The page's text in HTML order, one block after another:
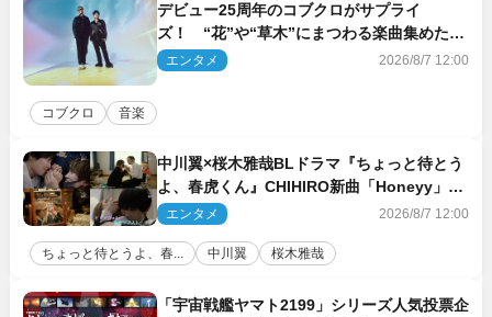
デビュー25周年のコブクロがサプライ
ズ！ “花”や“草木”にまつわる楽曲集めた新
コンセプトアルバムを“花の日”に配信リリー
ス
エンタメ 2026/8/7 12:00
コブクロ 音楽
中川翼×桜木雅哉BLドラマ『ちょっと待とう
よ、春虎くん』CHIHIRO新曲「Honeyy」が
ED主題歌に決定！
エンタメ 2026/8/7 12:00
ちょっと待とうよ、春... 中川翼 桜木雅哉
「宇宙戦艦ヤマト2199」シリーズ人気投票企